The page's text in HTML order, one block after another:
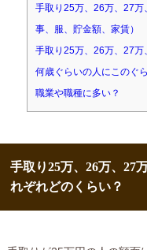
手取り25万、26万、27
事、服、貯金額、家賃）
手取り25万、26万、27万
何歳ぐらいの人にこのぐ
職業や職種に多い？
手取り25万、26万、27
れぞれどのくらい？